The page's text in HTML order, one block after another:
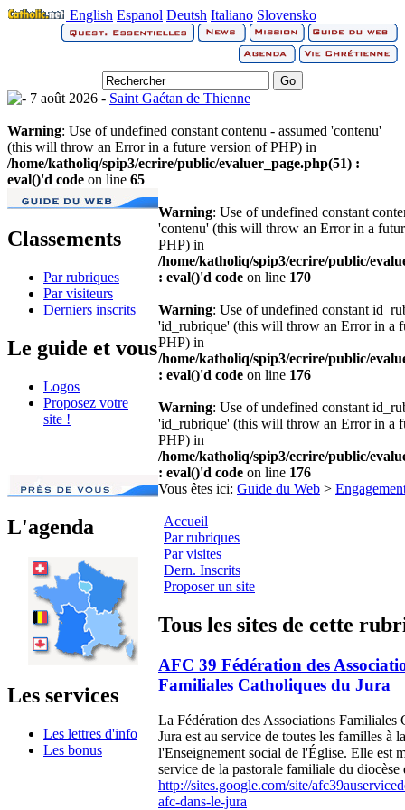
English Espanol Deutsh Italiano Slovensko
7 août 2026 - Saint Gaétan de Thienne
Warning: Use of undefined constant contenu - assumed 'contenu'
(this will throw an Error in a future version of PHP) in
/home/katholiq/spip3/ecrire/public/evaluer_page.php(51) :
eval()'d code on line 65
Classements
Par rubriques
Par visiteurs
Derniers inscrits
Le guide et vous
Logos
Proposez votre
site !
L'agenda
Les services
Les lettres d'info
Les bonus
Warning: Use of undefined constant
'contenu' (this will throw an Error in a
PHP) in
/home/katholiq/spip3/ecrire/public/
: eval()'d code on line 170
Warning: Use of undefined constant
'id_rubrique' (this will throw an Error in a
PHP) in
/home/katholiq/spip3/ecrire/public/
: eval()'d code on line 176
Warning: Use of undefined constant
'id_rubrique' (this will throw an Error in a
PHP) in
/home/katholiq/spip3/ecrire/public/
: eval()'d code on line 176
Vous êtes ici: Guide du Web >
Accueil
Par rubriques
Par visites
Dern. Inscrits
Proposer un site
Tous les sites de cette
AFC 39 Fédération des
Familiales Catholiques du Jura
La Fédération des Associations Familiales
Jura est au service de toutes les familles à
l'Enseignement social de l'Église. Elle est
service de la pastorale familiale du diocèse
http://sites.google.com/site/
afc-dans-le-jura